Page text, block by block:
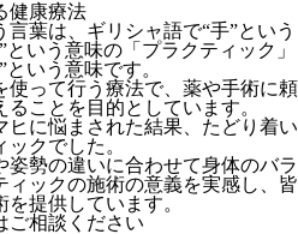
健康療法
葉は、ギリシャ語で“手”という
いう意味の「プラクティック」
いう意味です。
使って行う療法で、薬や手術に頼
ことを目的としています。
に悩まされた結果、たどり着い
クでした。
姿勢の違いに合わせて身体のバラ
ィックの施術の意義を実感し、皆
提供しています。
ご相談ください